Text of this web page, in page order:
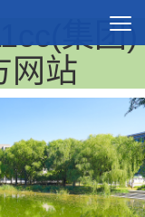
集团)
网站